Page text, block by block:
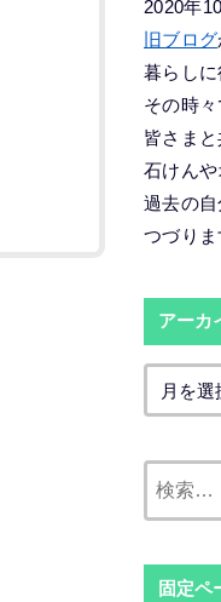
2020年
旧ブログ
暮らし
その時
皆さま
石けん
過去の
つづりま
アーカ
固定ペ